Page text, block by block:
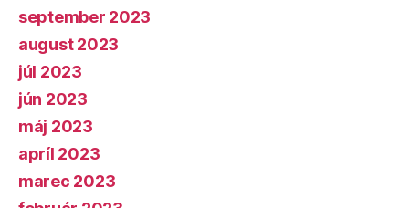
september 2023
august 2023
júl 2023
jún 2023
máj 2023
apríl 2023
marec 2023